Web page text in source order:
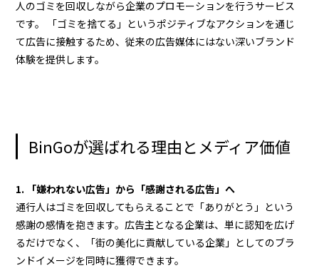
人のゴミを回収しながら企業のプロモーションを行うサービス
です。 「ゴミを捨てる」というポジティブなアクションを通じ
て広告に接触するため、従来の広告媒体にはない深いブランド
体験を提供します。
BinGoが選ばれる理由とメディア価値
1. 「嫌われない広告」から「感謝される広告」へ
通行人はゴミを回収してもらえることで「ありがとう」という
感謝の感情を抱きます。広告主となる企業は、単に認知を広げ
るだけでなく、「街の美化に貢献している企業」としてのブラ
ンドイメージを同時に獲得できます。